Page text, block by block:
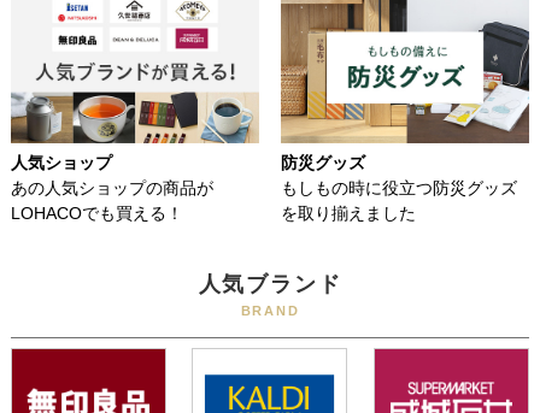
人気ショップ
あの人気ショップの商品が
LOHACOでも買える！
防災グッズ
もしもの時に役立つ防災グッズ
を取り揃えました
人気ブランド
BRAND